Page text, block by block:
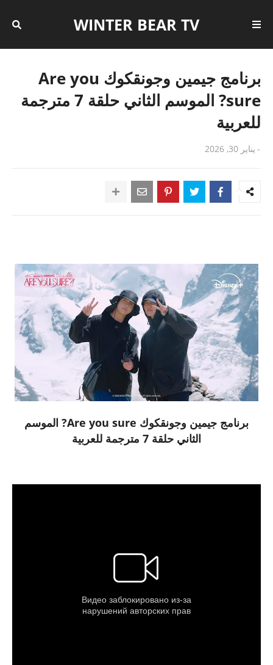
WINTER BEAR TV
برنامج جيمين وجونقكوك Are you
sure? الموسم الثاني حلقة 7 مترجمة
للعربية
- يناير 30, 2026
برنامج جيمين وجونقكوك Are you sure? الموسم
الثاني حلقة 7 مترجمة للعربية